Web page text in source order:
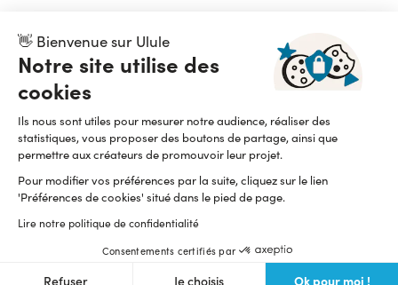
👋 Bienvenue sur Ulule
Notre site utilise des
cookies
Ils nous sont utiles pour mesurer notre audience, réaliser des
statistiques, vous proposer des boutons de partage, ainsi que
permettre aux créateurs de promouvoir leur projet.
Pour modifier vos préférences par la suite, cliquez sur le lien
'Préférences de cookies' situé dans le pied de page.
Lire notre politique de confidentialité
Consentements certifiés par
Refuser Je choisis Ok pour moi !